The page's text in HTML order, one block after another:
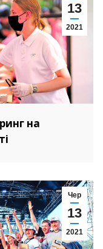
13
2021
на
Чер
13
2021